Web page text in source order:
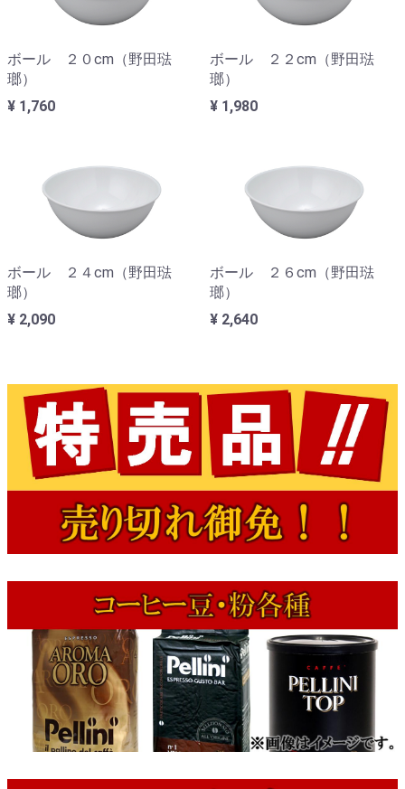
ボール ２０cm（野田琺
瑯）
¥ 1,760
ボール ２２cm（野田琺
瑯）
¥ 1,980
ボール ２４cm（野田琺
瑯）
¥ 2,090
ボール ２６cm（野田琺
瑯）
¥ 2,640